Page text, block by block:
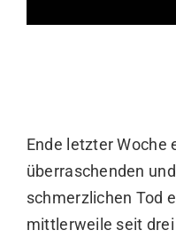
Ende letzter Woche
überraschenden
schmerzlichen Tod
mittlerweile seit